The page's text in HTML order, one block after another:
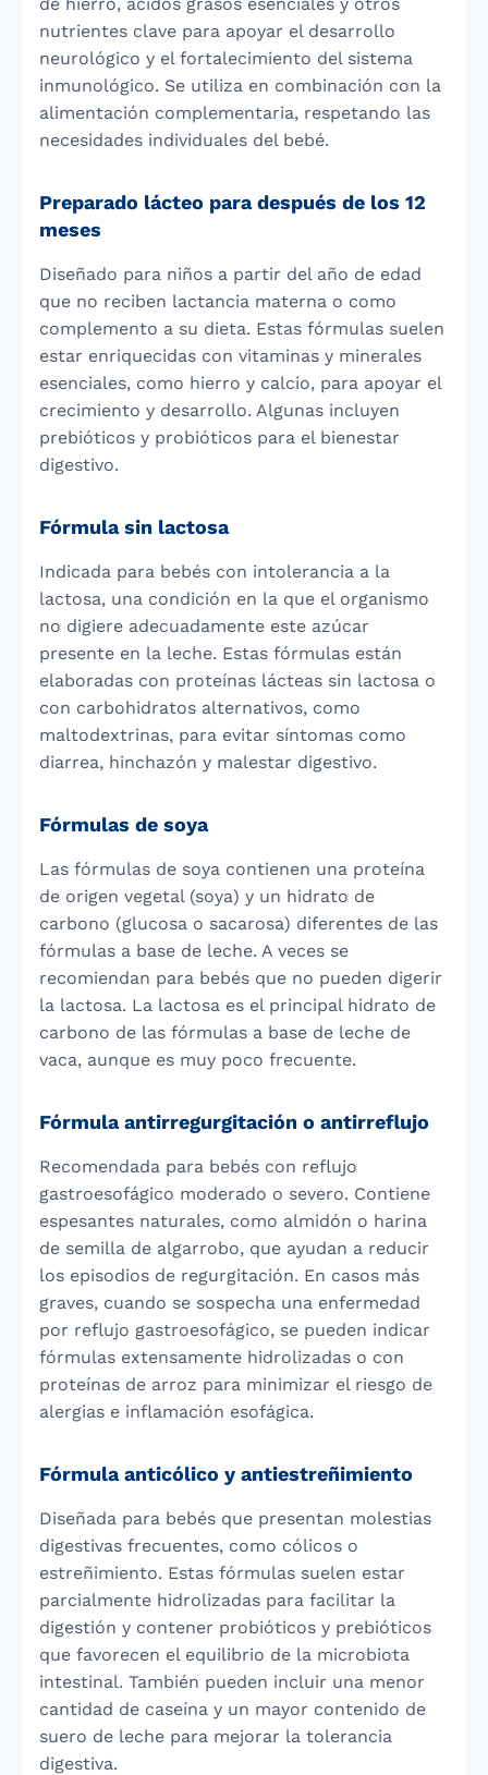
nutrientes clave para apoyar el desarrollo
neurológico y el fortalecimiento del sistema
inmunológico. Se utiliza en combinación con la
alimentación complementaria, respetando las
necesidades individuales del bebé.
Preparado lácteo para después de los 12
meses
Diseñado para niños a partir del año de edad
que no reciben lactancia materna o como
complemento a su dieta. Estas fórmulas suelen
estar enriquecidas con vitaminas y minerales
esenciales, como hierro y calcio, para apoyar el
crecimiento y desarrollo. Algunas incluyen
prebióticos y probióticos para el bienestar
digestivo.
Fórmula sin lactosa
Indicada para bebés con intolerancia a la
lactosa, una condición en la que el organismo
no digiere adecuadamente este azúcar
presente en la leche. Estas fórmulas están
elaboradas con proteínas lácteas sin lactosa o
con carbohidratos alternativos, como
maltodextrinas, para evitar síntomas como
diarrea, hinchazón y malestar digestivo.
Fórmulas de soya
Las fórmulas de soya contienen una proteína
de origen vegetal (soya) y un hidrato de
carbono (glucosa o sacarosa) diferentes de las
fórmulas a base de leche. A veces se
recomiendan para bebés que no pueden digerir
la lactosa. La lactosa es el principal hidrato de
carbono de las fórmulas a base de leche de
vaca, aunque es muy poco frecuente.
Fórmula antirregurgitación o antirreflujo
Recomendada para bebés con reflujo
gastroesofágico moderado o severo. Contiene
espesantes naturales, como almidón o harina
de semilla de algarrobo, que ayudan a reducir
los episodios de regurgitación. En casos más
graves, cuando se sospecha una enfermedad
por reflujo gastroesofágico, se pueden indicar
fórmulas extensamente hidrolizadas o con
proteínas de arroz para minimizar el riesgo de
alergias e inflamación esofágica.
Fórmula anticólico y antiestreñimiento
Diseñada para bebés que presentan molestias
digestivas frecuentes, como cólicos o
estreñimiento. Estas fórmulas suelen estar
parcialmente hidrolizadas para facilitar la
digestión y contener probióticos y prebióticos
que favorecen el equilibrio de la microbiota
intestinal. También pueden incluir una menor
cantidad de caseína y un mayor contenido de
suero de leche para mejorar la tolerancia
digestiva.